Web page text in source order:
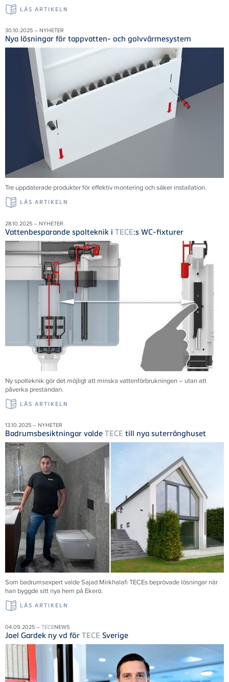
LÄS ARTIKELN
30.10.2025 – NYHETER
Nya lösningar för tappvatten- och golvvärmesystem
Tre uppdaterade produkter för effektiv montering och säker installation.
LÄS ARTIKELN
28.10.2025 – NYHETER
Vattenbesparande spolteknik i TECE:s WC-fixturer
Ny spolteknik gör det möjligt att minska vattenförbrukningen – utan att
påverka prestandan.
LÄS ARTIKELN
13.10.2025 – NYHETER
Badrumsbesiktningar valde TECE till nya suterränghuset
Som badrumsexpert valde Sajad Mirkhalafi TECEs beprövade lösningar när
han byggde sitt nya hem på Ekerö.
LÄS ARTIKELN
04.09.2025 – TECENEWS
Joel Gardek ny vd för TECE Sverige